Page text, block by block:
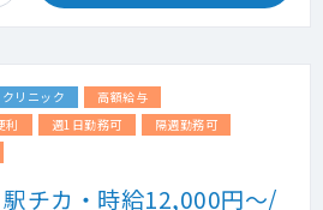
クリニック
高額給与
利 週1日勤務可
隔週勤務可
駅チカ・時給12,000円～/